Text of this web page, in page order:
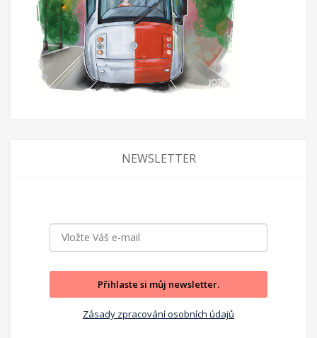
NEWSLETTER
Přihlaste si můj newsletter.
Zásady zpracování osobních údajů